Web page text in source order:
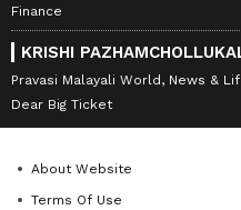
Finance
KRISHI
Pravasi Malayali World, News &
Dear Big Ticket
About Website
Terms Of Use